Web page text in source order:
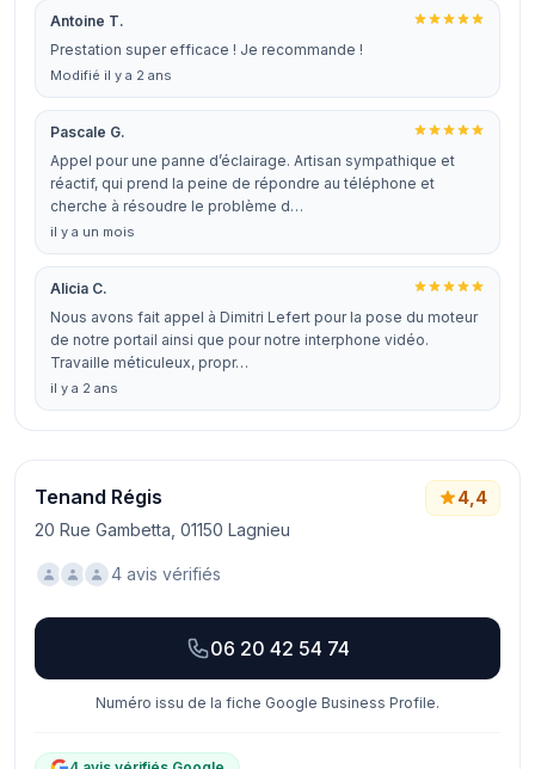
Antoine T.
Prestation super efficace ! Je recommande !
Modifié il y a 2 ans
Pascale G.
Appel pour une panne d’éclairage. Artisan sympathique et
réactif, qui prend la peine de répondre au téléphone et
cherche à résoudre le problème d…
il y a un mois
Alicia C.
Nous avons fait appel à Dimitri Lefert pour la pose du moteur
de notre portail ainsi que pour notre interphone vidéo.
Travaille méticuleux, propr…
il y a 2 ans
Tenand Régis
20 Rue Gambetta, 01150 Lagnieu
4,4
4 avis vérifiés
06 20 42 54 74
Numéro issu de la fiche Google Business Profile.